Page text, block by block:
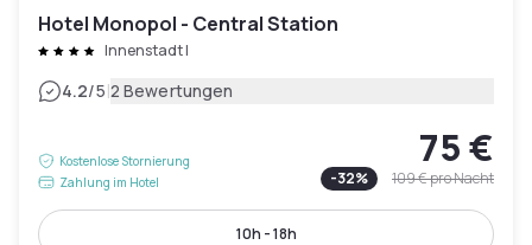
Hotel Monopol - Central Station
Innenstadt I
4.2/5|2 Bewertungen
Kostenlose Stornierung
Zahlung im Hotel
75 €
-32% 109 €pro Nacht
10h - 18h